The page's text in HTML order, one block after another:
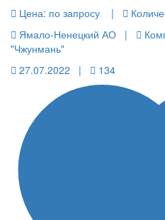
Цена: по запросу |
Ямало-Ненецкий АО |
"Чжунмань"
27.07.2022 |
134